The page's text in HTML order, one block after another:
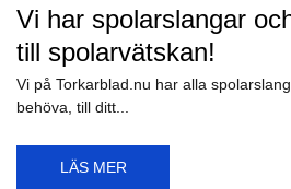
Vi har spolarslangar
till spolarvätskan!
Vi på Torkarblad.nu har alla
behöva, till ditt...
LÄS MER